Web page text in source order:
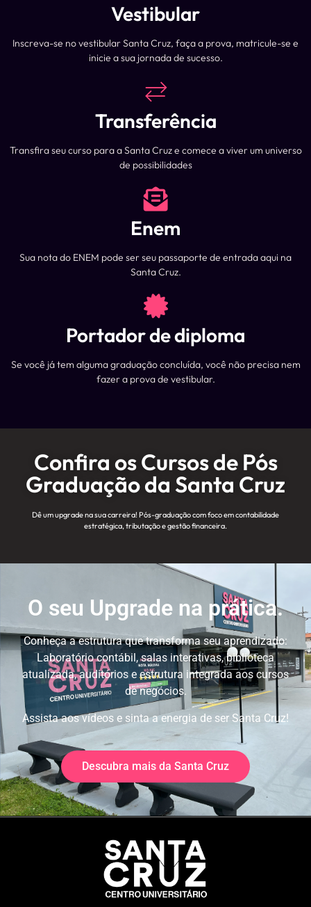
Vestibular
Inscreva-se no vestibular Santa Cruz, faça a prova, matricule-se e
inicie a sua jornada de sucesso.
Transferência
Transfira seu curso para a Santa Cruz e comece a viver um universo
de possibilidades
Enem
Sua nota do ENEM pode ser seu passaporte de entrada aqui na
Santa Cruz.
Portador de diploma
Se você já tem alguma graduação concluída, você não precisa nem
fazer a prova de vestibular.
Confira os Cursos de Pós
Graduação da Santa Cruz
Dê um upgrade na sua carreira! Pós-graduação com foco em contabilidade
estratégica, tributação e gestão financeira.
O seu Upgrade na prática.
Conheça a estrutura que transforma seu aprendizado:
Laboratório contábil, salas interativas, biblioteca
atualizada, auditórios e estrutura integrada aos cursos
de negócios.
Assista aos vídeos e sinta a energia de ser Santa Cruz!
Descubra mais da Santa Cruz